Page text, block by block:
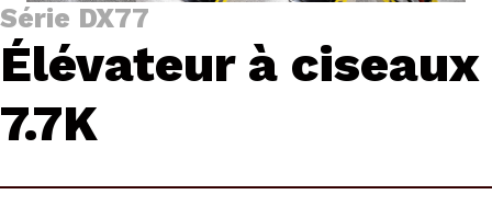
Série DX77
Élévateur à ciseaux
7.7K